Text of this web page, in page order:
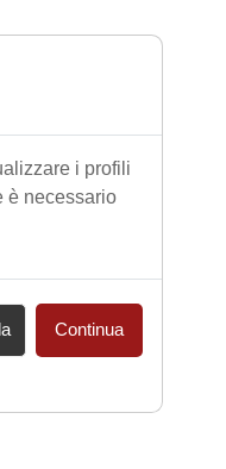
i profili
è necessario
Continua